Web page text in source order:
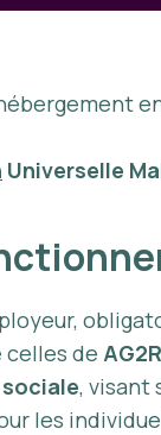
Universelle
celles de
, visant
les